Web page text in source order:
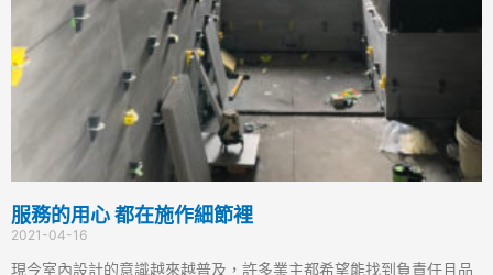
服務的用心 都在施作細節裡
2021-04-16
現今室內設計的意識越來越普及，許多業主都希望能找到負責任且品